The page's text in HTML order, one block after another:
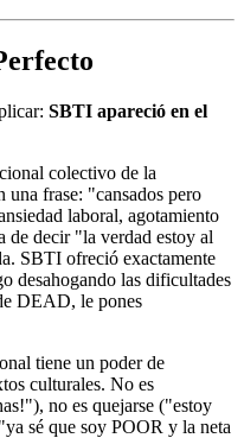
SBTI apareció en el
colectivo de la
una frase: "cansados pero
laboral, agotamiento
de decir "la verdad estoy al
SBTI ofreció exactamente
desahogando las dificultades
DEAD, le pones
tiene un poder de
culturales. No es
no es quejarse ("estoy
sé que soy POOR y la neta